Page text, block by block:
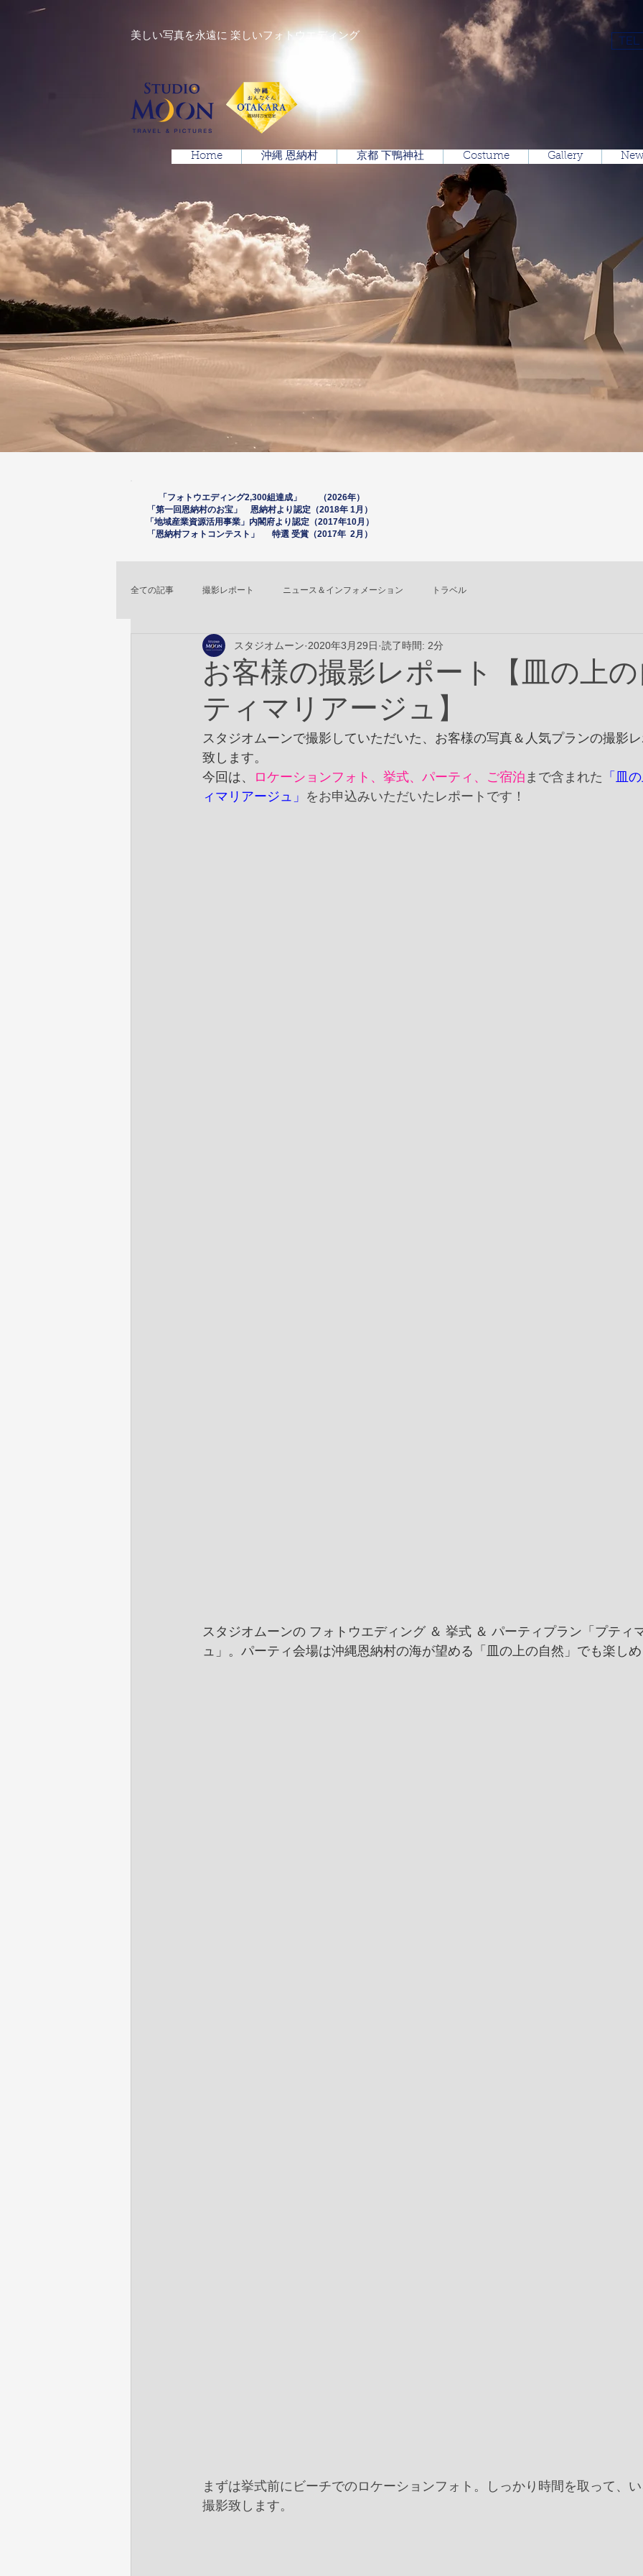
美しい写真を永遠に 楽しいフォトウエディング TEL
Home 沖縄 恩納村 京都 下鴨神社 Costume Gallery
「フォトウエディング2,300組達成」 （2026年）
「第一回恩納村のお宝」 恩納村より認定（2018年 1月）
「 地域産業資源活用事業」内閣府より認定（2017年10月）
「恩納村フォトコンテスト」 特選 受賞（2017年 2月）
全ての記事 撮影レポート ニュース＆インフォメーション トラベル
お客様の撮影レポート【皿の上の
ティマリアージュ】
スタジオムーン 2020年3月29日 読了時間: 2分
スタジオムーンで撮影していただいた、お客様の写真＆人気プランの撮影
致します。
今回は、
ロケーションフォト、挙式、パーティ、ご宿泊 まで含まれた 「皿
ィマリアージュ」 をお申込みいただいたレポートです！
スタジオムーンの フォトウエディング ＆ 挙式 ＆ パーティプラン「プティ
ュ」。パーティ会場は沖縄恩納村の海が望める「皿の上の自然」でも楽しめ
まずは挙式前にビーチでのロケーションフォト。しっかり時間を取って、
撮影致します。